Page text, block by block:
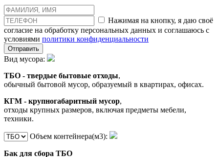
Нажимая на кнопку, я даю своё
согласие на обработку персональных данных и соглашаюсь с
условиями политики конфиденциальности
Отправить
Вид мусора:
ТБО - твердые бытовые отходы,
обычный бытовой мусор, образуемый в квартирах, офисах.
КГМ - крупногабаритный мусор,
отходы крупных размеров, включая предметы мебели,
техники.
Объем контейнера(м3):
Бак для сбора ТБО